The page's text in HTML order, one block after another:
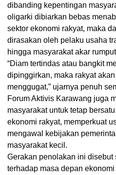
dibanding kepentingan
oligarki dibiarkan bebas
sektor ekonomi rakyat, maka
dirasakan oleh pelaku usaha
hingga masyarakat akar
“Diam tertindas atau bangkit
dipinggirkan, maka rakyat
menggugat,” ujarnya penuh
Forum Aktivis Karawang juga
masyarakat untuk tetap
ekonomi rakyat, memperkuat
mengawal kebijakan
masyarakat kecil.
Gerakan penolakan ini
terhadap masa depan